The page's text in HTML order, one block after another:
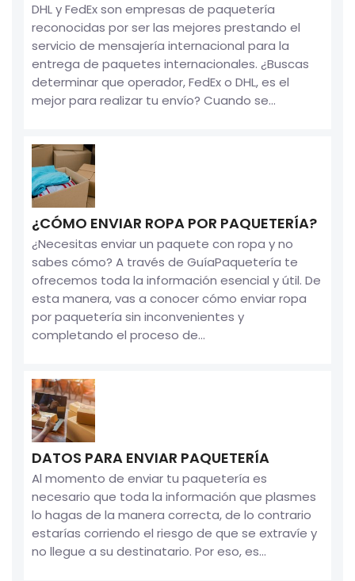
DHL y FedEx son empresas de paquetería
reconocidas por ser las mejores prestando el
servicio de mensajería internacional para la
entrega de paquetes internacionales. ¿Buscas
determinar que operador, FedEx o DHL, es el
mejor para realizar tu envío? Cuando se...
¿CÓMO ENVIAR ROPA POR PAQUETERÍA?
¿Necesitas enviar un paquete con ropa y no
sabes cómo? A través de GuíaPaquetería te
ofrecemos toda la información esencial y útil. De
esta manera, vas a conocer cómo enviar ropa
por paquetería sin inconvenientes y
completando el proceso de...
DATOS PARA ENVIAR PAQUETERÍA
Al momento de enviar tu paquetería es
necesario que toda la información que plasmes
lo hagas de la manera correcta, de lo contrario
estarías corriendo el riesgo de que se extravíe y
no llegue a su destinatario. Por eso, es...